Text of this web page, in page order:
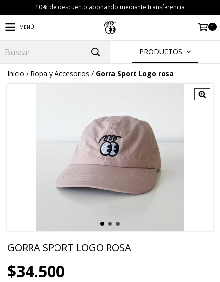
10% de descuento abonando mediante transferencia
MENÚ 0
PRODUCTOS
Inicio / Ropa y Accesorios / Gorra Sport Logo rosa
GORRA SPORT LOGO ROSA
$34.500